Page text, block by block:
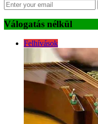
Válogatás nélkül
Felhívások